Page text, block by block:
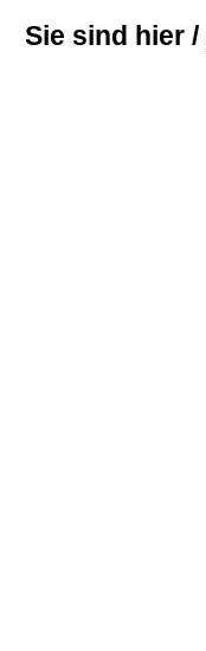
Sie sind hier /